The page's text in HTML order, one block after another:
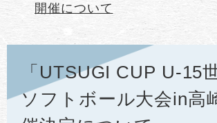
開催について
「UTSUGI CUP U-15
ソフトボール大会in高